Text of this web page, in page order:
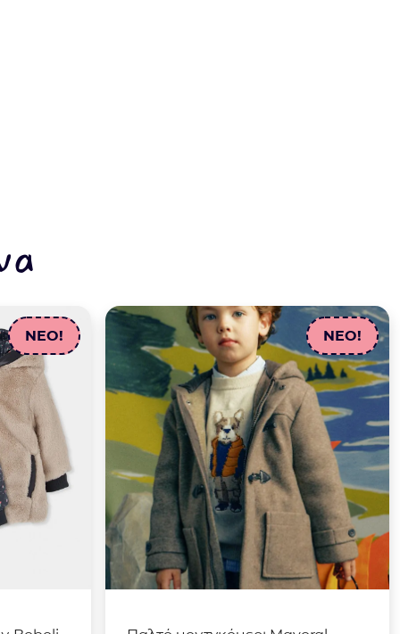
NEO! NEO!